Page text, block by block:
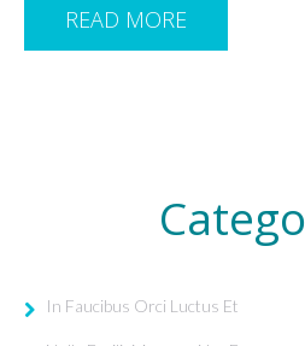
READ MORE
In Faucibus Orci Luctus Et